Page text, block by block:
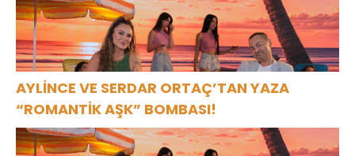
AYLİNCE VE SERDAR ORTAÇ’TAN YAZA
“ROMANTİK AŞK” BOMBASI!